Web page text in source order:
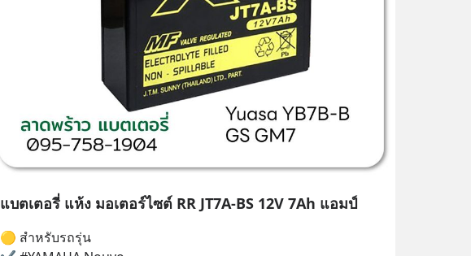
แบตเตอรี่ แห้ง มอเตอร์ไซต์ RR JT7A-BS 12V 7Ah แอมป์
🟡 สำหรับรถรุ่น